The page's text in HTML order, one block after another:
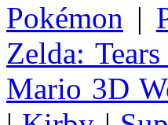
Pokémon |
Zelda:
Mario 3D